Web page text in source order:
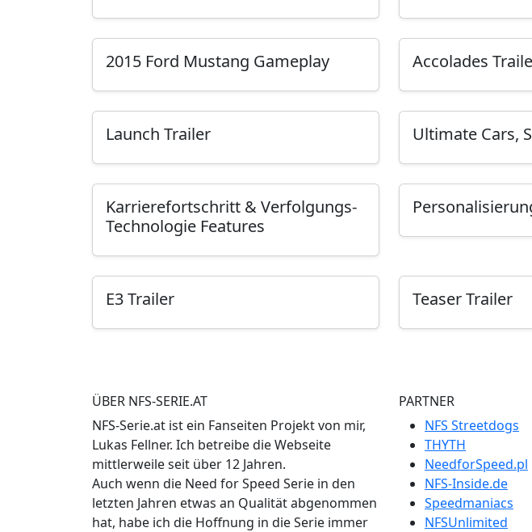
2015 Ford Mustang Gameplay Accolades
Launch Trailer Ultimate Cars,
Karrierefortschritt & Verfolgungs-
Technologie Features
E3 Trailer Teaser Trailer
ÜBER NFS-SERIE.AT
NFS-Serie.at ist ein Fanseiten Projekt von mir,
Lukas Fellner. Ich betreibe die Webseite
mittlerweile seit über 12 Jahren.
Auch wenn die Need for Speed Serie in den
letzten Jahren etwas an Qualität abgenommen
hat, habe ich die Hoffnung in die Serie immer
PARTNER
NFS Streetdogs
THYTH
NeedforSpeed.pl
NFS-Inside.de
Speedmaniacs
NFSUnlimited